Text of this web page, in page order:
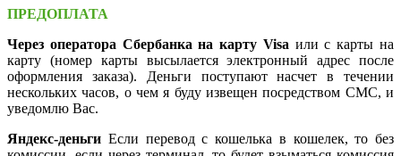
ПРЕДОПЛАТА
Через оператора Сбербанка на карту Visa или с карты на
карту (номер карты высылается электронный адрес после
оформления заказа). Деньги поступают насчет в течении
нескольких часов, о чем я буду извещен посредством СМС, и
уведомлю Вас.
Яндекс-деньги Если перевод с кошелька в кошелек, то без